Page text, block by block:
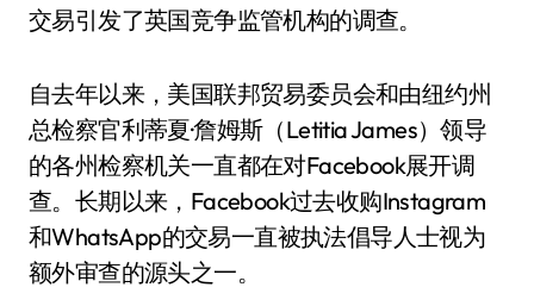
交易引发了英国竞争监管机构的调查。
自去年以来，美国联邦贸易委员会和由纽约州
总检察官利蒂夏·詹姆斯（Letitia James）领导
的各州检察机关一直都在对Facebook展开调
查。长期以来，Facebook过去收购Instagram
和WhatsApp的交易一直被执法倡导人士视为
额外审查的源头之一。